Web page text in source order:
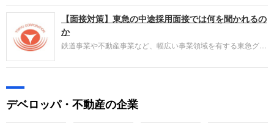
事への取り組み方やこれまでの成果を具体的に問われるほか、
キャリアシートだけでは見えてこない「人間性」も評価されま
す。即戦力として、ともに働く仲間として多角的に評価される
ので事前にしっかり対策をすすめましょう。
【面接対策】東急の中途採用面接では何を聞かれるの
か
鉄道事業や不動産事業など、幅広い事業領域を有する東急グル
取り組み方やこれまでの成果を具体的に問われるほか、キャリ
前にしっかり対策をすすめましょう。
デベロッパ・不動産の企業